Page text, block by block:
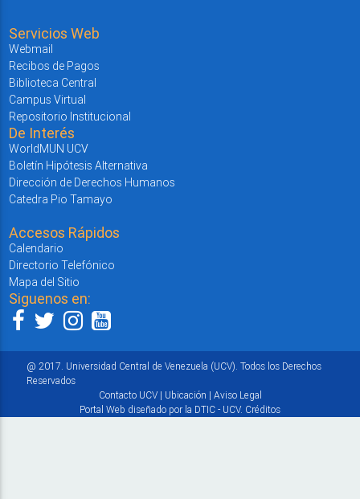
Servicios Web
Webmail
Recibos de Pagos
Biblioteca Central
Campus Virtual
Repositorio Institucional
De Interés
WorldMUN UCV
Boletín Hipótesis Alternativa
Dirección de Derechos Humanos
Catedra Pio Tamayo
Accesos Rápidos
Calendario
Directorio Telefónico
Mapa del Sitio
Siguenos en:
@ 2017. Universidad Central de Venezuela (UCV). Todos los Derechos
Reservados
Contacto UCV| Ubicación | Aviso Legal
Portal Web diseñado por la DTIC - UCV. Créditos